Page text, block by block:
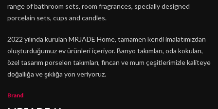
range of bathroom sets, room fragrances, specially designed
porcelain sets, cups and candles.
2022 yılında kurulan MRJADE Home, tamamen kendi imalatımızdan
oluşturduğumuz ev ürünleri içeriyor. Banyo takımları, oda kokuları,
özel tasarım porselen takımları, fincan ve mum çeşitlerimizle kaliteye
doğallığa ve şıklığa yön veriyoruz.
Brand